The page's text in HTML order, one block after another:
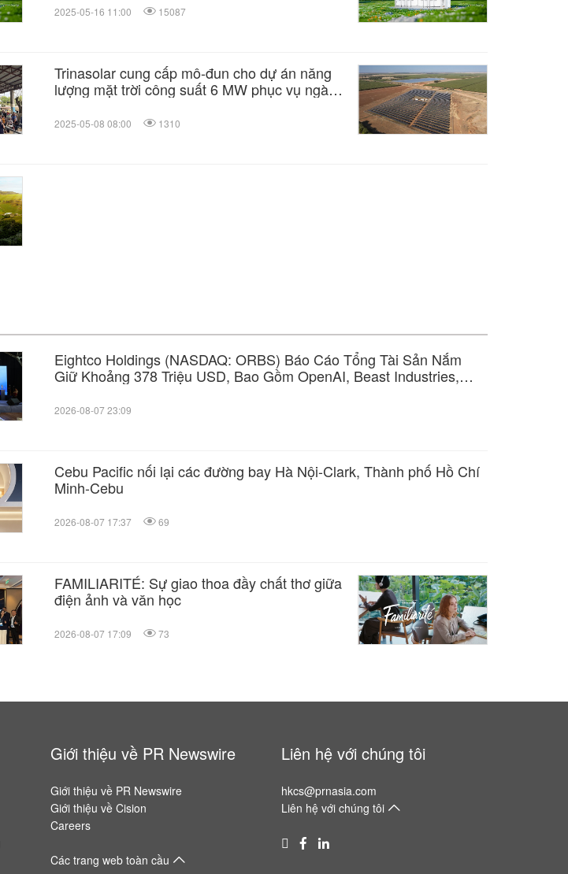
2025-05-16 11:00 15087
Trinasolar cung cấp mô-đun cho dự án năng
lượng mặt trời công suất 6 MW phục vụ ngành
2025-05-08 08:00 1310
Eightco Holdings (NASDAQ: ORBS) Báo Cáo Tổng Tài Sản Nắm
Giữ Khoảng 378 Triệu USD, Bao Gồm OpenAI, Beast Industries,
2026-08-07 23:09
Cebu Pacific nối lại các đường bay Hà Nội-Clark, Thành phố Hồ Chí
Minh-Cebu
2026-08-07 17:37 69
FAMILIARITÉ: Sự giao thoa đầy chất thơ giữa
điện ảnh và văn học
2026-08-07 17:09 73
Giới thiệu về PR Newswire
Giới thiệu về PR Newswire
Giới thiệu về Cision
Careers
Các trang web toàn cầu
Liên hệ với chúng tôi
hkcs@prnasia.com
Liên hệ với chúng tôi